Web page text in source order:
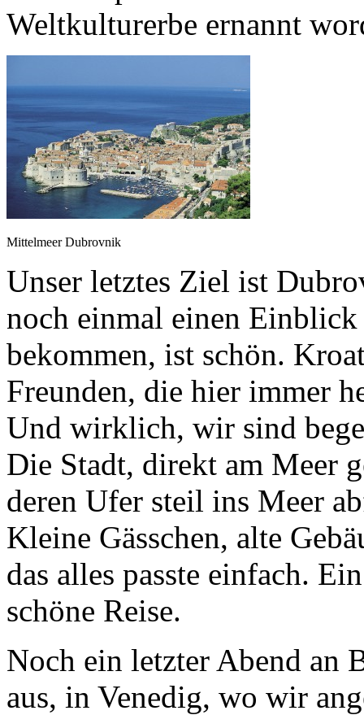
Weltkulturerbe ernannt
Mittelmeer Dubrovnik
Unser letztes Ziel ist
noch einmal einen
bekommen, ist schön.
Freunden, die hier immer
Und wirklich, wir sind
Die Stadt, direkt am Meer
deren Ufer steil ins Meer
Kleine Gässchen, alte
das alles passte einfach.
schöne Reise.
Noch ein letzter Abend an
aus, in Venedig, wo wir